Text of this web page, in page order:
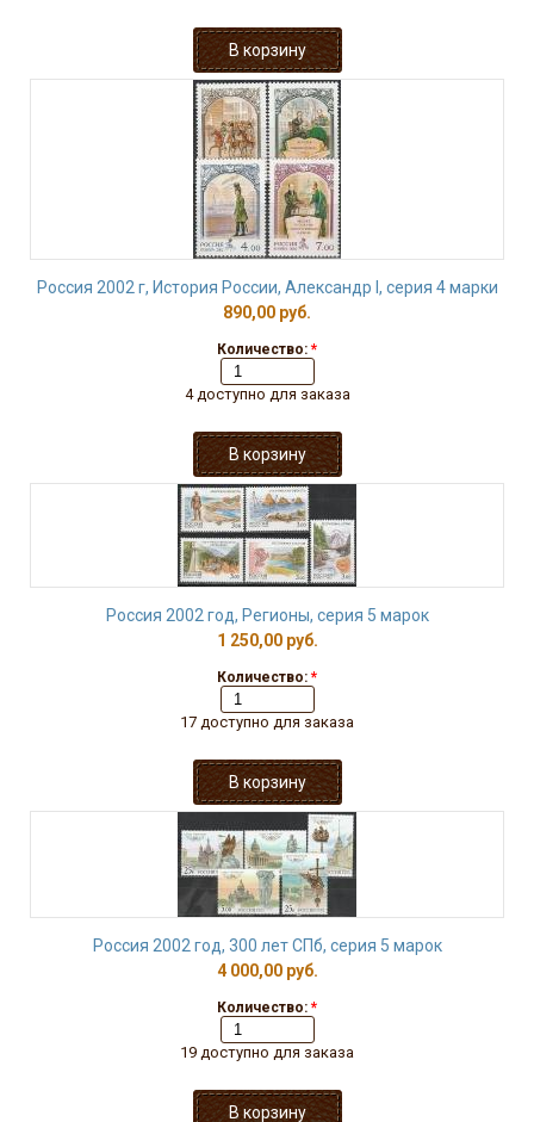
Россия 2002 г, История России, Александр I, серия 4 марки
890,00 руб.
Количество: *
4 доступно для заказа
Россия 2002 год, Регионы, серия 5 марок
1 250,00 руб.
Количество: *
17 доступно для заказа
Россия 2002 год, 300 лет СПб, серия 5 марок
4 000,00 руб.
Количество: *
19 доступно для заказа